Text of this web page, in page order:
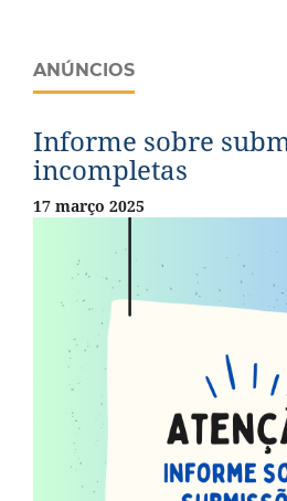
ANÚNCIOS
Informe sobre
incompletas
17 março 2025